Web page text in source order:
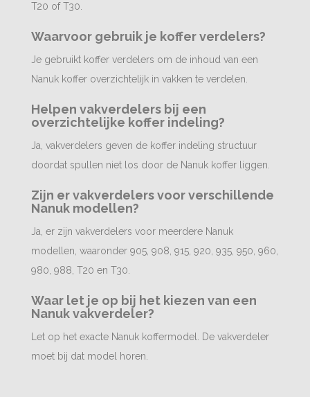
T20 of T30.
Waarvoor gebruik je koffer verdelers?
Je gebruikt koffer verdelers om de inhoud van een
Nanuk koffer overzichtelijk in vakken te verdelen.
Helpen vakverdelers bij een
overzichtelijke koffer indeling?
Ja, vakverdelers geven de koffer indeling structuur
doordat spullen niet los door de Nanuk koffer liggen.
Zijn er vakverdelers voor verschillende
Nanuk modellen?
Ja, er zijn vakverdelers voor meerdere Nanuk
modellen, waaronder 905, 908, 915, 920, 935, 950, 960,
980, 988, T20 en T30.
Waar let je op bij het kiezen van een
Nanuk vakverdeler?
Let op het exacte Nanuk koffermodel. De vakverdeler
moet bij dat model horen.